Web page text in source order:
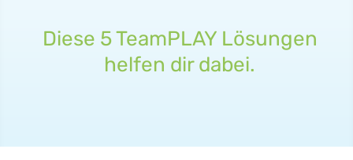
Diese 5 TeamPLAY Lösungen
helfen dir dabei.